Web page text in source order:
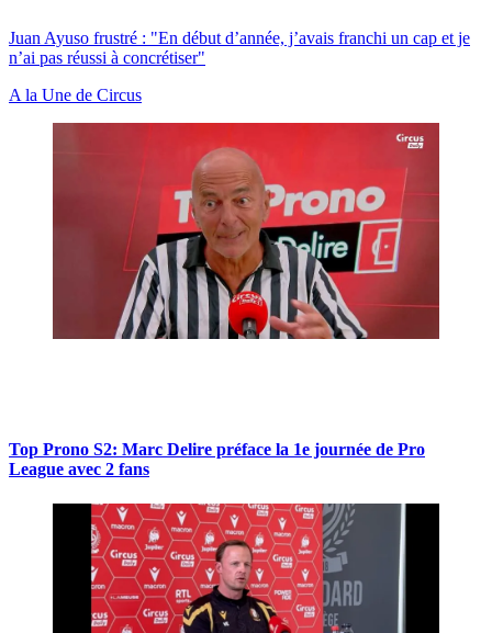
Juan Ayuso frustré : "En début d’année, j’avais franchi un cap et je
n’ai pas réussi à concrétiser"
A la Une de Circus
Top Prono S2: Marc Delire préface la 1e journée de Pro
League avec 2 fans